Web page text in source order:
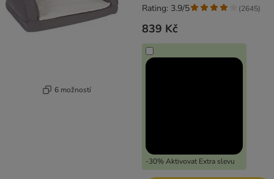
6 možností
839 Kč
-30% Aktivovat Extra slevu
Rating: 3.9/5 (2645)